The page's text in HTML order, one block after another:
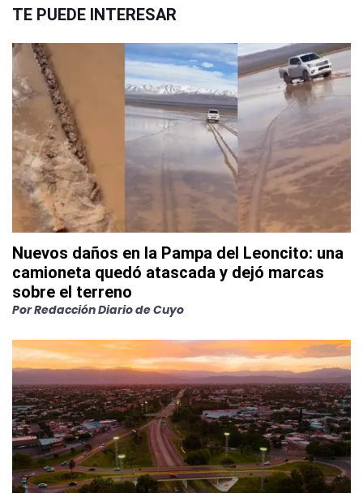
TE PUEDE INTERESAR
Nuevos daños en la Pampa del Leoncito: una
camioneta quedó atascada y dejó marcas
sobre el terreno
PorRedacción Diario de Cuyo